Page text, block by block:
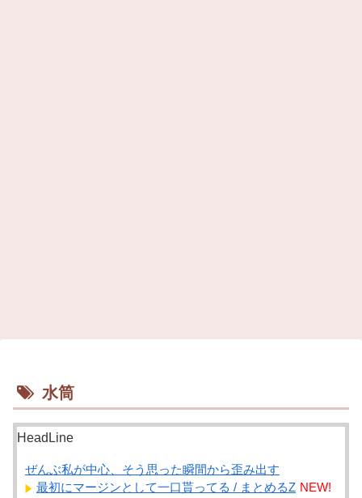
水筒
HeadLine
ぜんぶ私が中心、そう思った瞬間から歪み出す
最初にマージンとして一口貰ってる / まとめるZ NEW!